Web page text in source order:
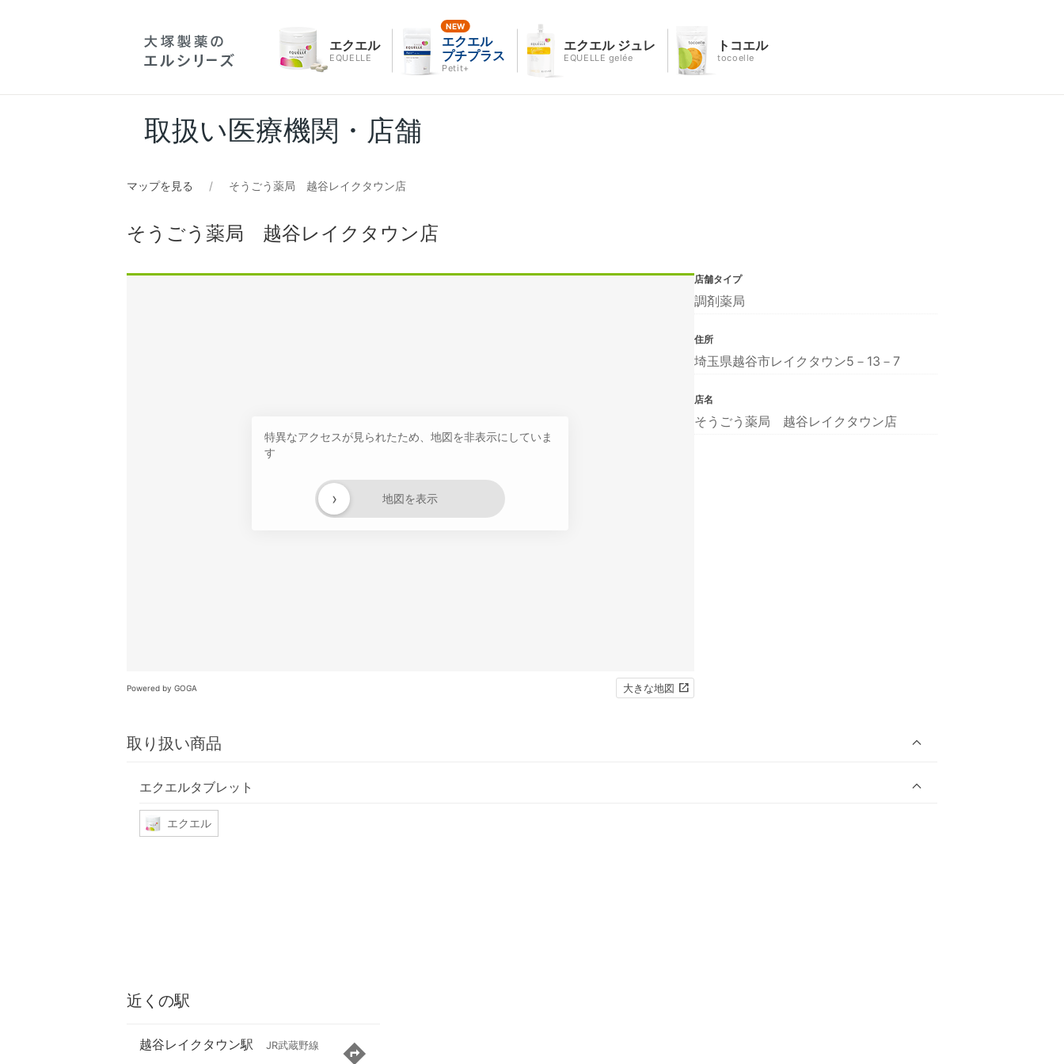
エクエル
EQUELLE
エクエル
プチプラス
Petit+
エクエル ジュレ
EQUELLE gelée
トコエル
tocoelle
取扱い医療機関・店舗
マップを見る そうごう薬局 越谷レイクタウン店
そうごう薬局 越谷レイクタウン店
特異なアクセスが見られたため、地図を非表示にしていま
す
地図を表示
›
Powered by GOGA 大きな地図
取り扱い商品
エクエルタブレット
エクエル
店舗タイプ
調剤薬局
住所
埼玉県越谷市レイクタウン5－13－7
店名
そうごう薬局 越谷レイクタウン店
近くの駅
越谷レイクタウン駅 JR武蔵野線